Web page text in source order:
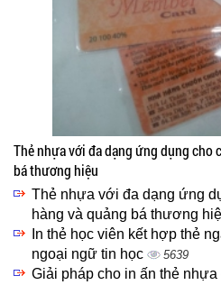
Thẻ nhựa với đa dạng ứng dụng cho
bá thương hiệu
Thẻ nhựa với đa dạng ứng
hàng và quảng bá thương
In thẻ học viên kết hợp thẻ
ngoại ngữ tin học
5639
Giải pháp cho in ấn thẻ nhựa